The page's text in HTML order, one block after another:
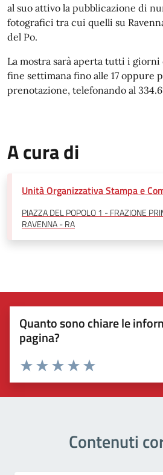
al suo attivo la pubblicazione di
fotografici tra cui quelli su
del Po.
La mostra sarà aperta tutti i giorni
fine settimana fino alle 17 oppure
prenotazione, telefonando al
A cura di
Unità Organizzativa Stampa e
PIAZZA DEL POPOLO 1 - FRAZIONE
RAVENNA - RA
Quanto sono chiare le
pagina?
Valuta 5 stelle su 5
Valuta 4 stelle su 5
Valuta 3 stelle su 5
Valuta 2 stelle su 5
Valuta 1 stelle su 5
Contenuti